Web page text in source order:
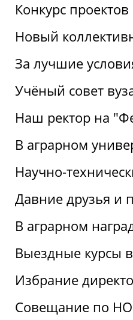
Конкурс
Новый
За лучшие
Учёный совет
Наш ректор на
В аграрном
Научно-
Давние друзья и
В аграрном
Выездные курсы
Избрание
Совещание по